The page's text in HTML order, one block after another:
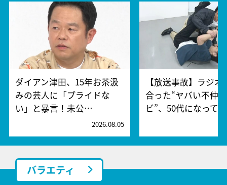
ダイアン津田、15年お茶汲
みの芸人に「プライドな
い」と暴言！未公…
2026.08.05
【放送事故】ラジオ
合った“ヤバい不仲
ビ”、50代になって…
バラエティ